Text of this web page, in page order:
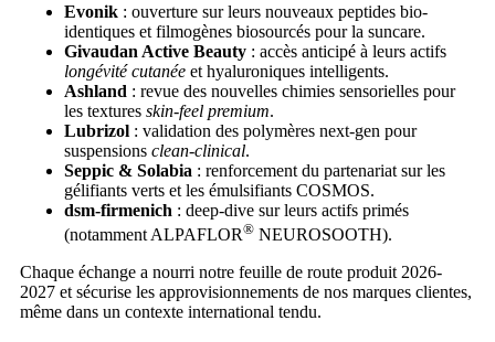
Evonik : ouverture sur leurs nouveaux peptides bio-
identiques et filmogènes biosourcés pour la suncare.
Givaudan Active Beauty : accès anticipé à leurs actifs
longévité cutanée et hyaluroniques intelligents.
Ashland : revue des nouvelles chimies sensorielles pour
les textures skin-feel premium.
Lubrizol : validation des polymères next-gen pour
suspensions clean-clinical.
Seppic & Solabia : renforcement du partenariat sur les
gélifiants verts et les émulsifiants COSMOS.
dsm-firmenich : deep-dive sur leurs actifs primés
(notamment ALPAFLOR® NEUROSOOTH).
Chaque échange a nourri notre feuille de route produit 2026-
2027 et sécurise les approvisionnements de nos marques clientes,
même dans un contexte international tendu.